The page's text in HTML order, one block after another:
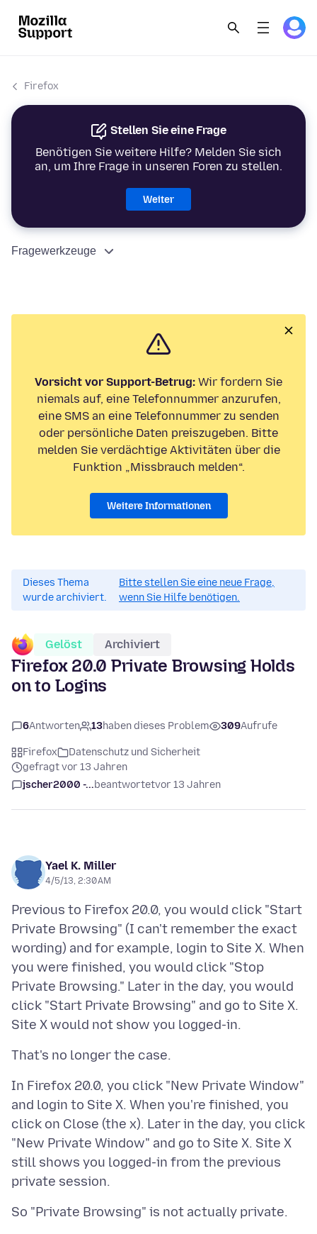
Firefox
Stellen Sie eine Frage
Benötigen Sie weitere Hilfe? Melden Sie sich
an, um Ihre Frage in unseren Foren zu stellen.
Weiter
Fragewerkzeuge
Vorsicht vor Support-Betrug: Wir fordern Sie
niemals auf, eine Telefonnummer anzurufen,
eine SMS an eine Telefonnummer zu senden
oder persönliche Daten preiszugeben. Bitte
melden Sie verdächtige Aktivitäten über die
Funktion „Missbrauch melden“.
Weitere Informationen
Dieses Thema
wurde archiviert.
Bitte stellen Sie eine neue Frage,
wenn Sie Hilfe benötigen.
Gelöst Archiviert
Firefox 20.0 Private Browsing Holds
on to Logins
6Antworten 13haben dieses Problem 309Aufrufe
Firefox
Datenschutz und Sicherheit
gefragt vor 13 Jahren
jscher2000 -...beantwortetvor 13 Jahren
Yael K. Miller
4/5/13, 2:30 AM
Previous to Firefox 20.0, you would click "Start
Private Browsing" (I can't remember the exact
wording) and for example, login to Site X. When
you were finished, you would click "Stop
Private Browsing." Later in the day, you would
click "Start Private Browsing" and go to Site X.
In Firefox 20.0, you click "New Private Window"
and login to Site X. When you're finished, you
click on Close (the x). Later in the day, you click
"New Private Window" and go to Site X. Site X
still shows you logged-in from the previous